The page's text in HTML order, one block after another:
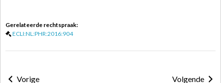
Gerelateerde rechtspraak:
ECLI:NL:PHR:2016:904
Vorige
Volgende